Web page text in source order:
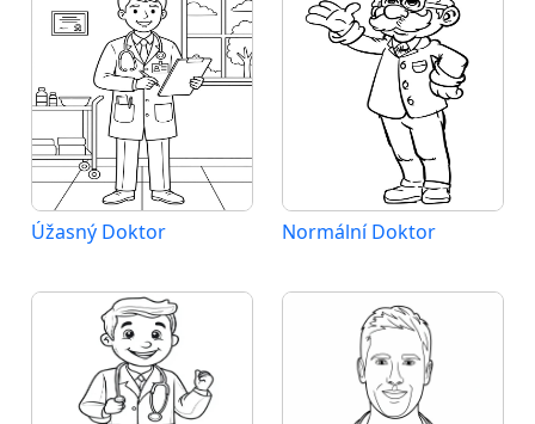
Úžasný Doktor Normální Doktor